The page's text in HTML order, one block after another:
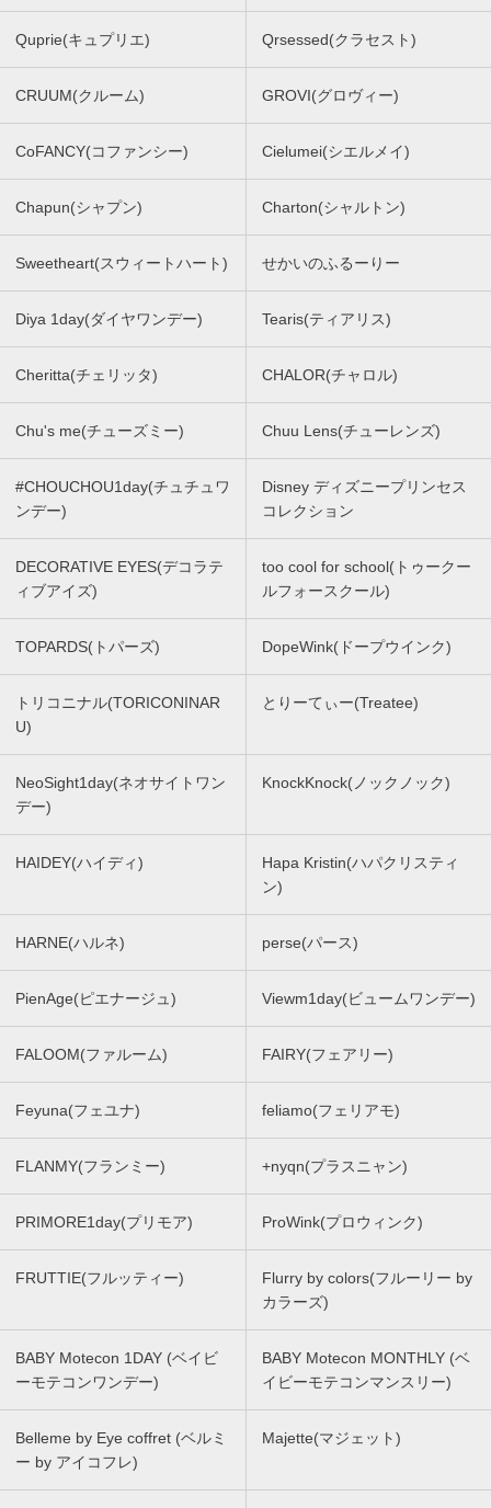
Quprie(キュプリエ) Qrsessed(クラセスト)
CRUUM(クルーム) GROVI(グロヴィー)
CoFANCY(コファンシー) Cielumei(シエルメイ)
Chapun(シャプン) Charton(シャルトン)
Sweetheart(スウィートハート) せかいのふるーりー
Diya 1day(ダイヤワンデー) Tearis(ティアリス)
Cheritta(チェリッタ) CHALOR(チャロル)
Chu's me(チューズミー) Chuu Lens(チューレンズ)
#CHOUCHOU1day(チュチュワ
ンデー)
Disney ディズニープリンセス
コレクション
DECORATIVE EYES(デコラテ
ィブアイズ)
too cool for school(トゥークー
ルフォースクール)
TOPARDS(トパーズ) DopeWink(ドープウインク)
トリコニナル(TORICONINAR
U)
とりーてぃー(Treatee)
NeoSight1day(ネオサイトワン
デー)
KnockKnock(ノックノック)
HAIDEY(ハイディ)
Hapa Kristin(ハパクリスティ
ン)
HARNE(ハルネ) perse(パース)
PienAge(ピエナージュ) Viewm1day(ビュームワンデー)
FALOOM(ファルーム) FAIRY(フェアリー)
Feyuna(フェユナ) feliamo(フェリアモ)
FLANMY(フランミー) +nyqn(プラスニャン)
PRIMORE1day(プリモア) ProWink(プロウィンク)
FRUTTIE(フルッティー)
Flurry by colors(フルーリー by
カラーズ)
BABY Motecon 1DAY (ベイビ
ーモテコンワンデー)
BABY Motecon MONTHLY (ベ
イビーモテコンマンスリー)
Belleme by Eye coffret (ベルミ
ー by アイコフレ)
Majette(マジェット)